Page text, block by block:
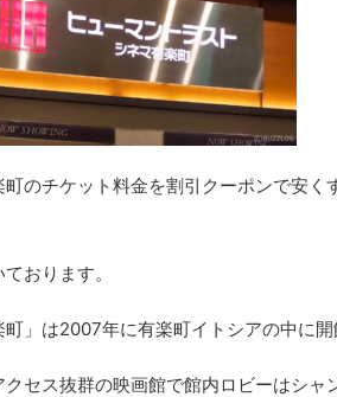
町のチケット料金を割引クーポンで安く
ております。
町」は2007年に有楽町イトシアの中に
セス抜群の映画館で館内ロビーはシャ